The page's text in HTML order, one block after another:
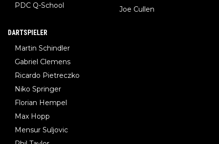
PDC Q-School
Joe Cullen
DARTSPIELER
Martin Schindler
Gabriel Clemens
Ricardo Pietreczko
Niko Springer
Florian Hempel
Max Hopp
Mensur Suljovic